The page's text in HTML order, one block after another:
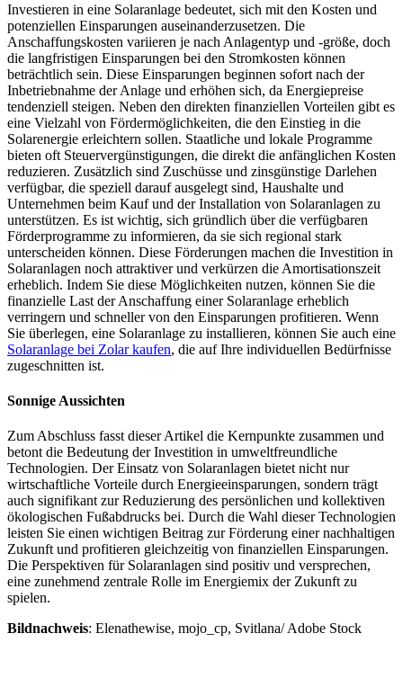
Investieren in eine Solaranlage bedeutet, sich mit den Kosten und
potenziellen Einsparungen auseinanderzusetzen. Die
Anschaffungskosten variieren je nach Anlagentyp und -größe, doch
die langfristigen Einsparungen bei den Stromkosten können
beträchtlich sein. Diese Einsparungen beginnen sofort nach der
Inbetriebnahme der Anlage und erhöhen sich, da Energiepreise
tendenziell steigen. Neben den direkten finanziellen Vorteilen gibt es
eine Vielzahl von Fördermöglichkeiten, die den Einstieg in die
Solarenergie erleichtern sollen. Staatliche und lokale Programme
bieten oft Steuervergünstigungen, die direkt die anfänglichen Kosten
reduzieren. Zusätzlich sind Zuschüsse und zinsgünstige Darlehen
verfügbar, die speziell darauf ausgelegt sind, Haushalte und
Unternehmen beim Kauf und der Installation von Solaranlagen zu
unterstützen. Es ist wichtig, sich gründlich über die verfügbaren
Förderprogramme zu informieren, da sie sich regional stark
unterscheiden können. Diese Förderungen machen die Investition in
Solaranlagen noch attraktiver und verkürzen die Amortisationszeit
erheblich. Indem Sie diese Möglichkeiten nutzen, können Sie die
finanzielle Last der Anschaffung einer Solaranlage erheblich
verringern und schneller von den Einsparungen profitieren. Wenn
Sie überlegen, eine Solaranlage zu installieren, können Sie auch eine
Solaranlage bei Zolar kaufen, die auf Ihre individuellen Bedürfnisse
zugeschnitten ist.
Sonnige Aussichten
Zum Abschluss fasst dieser Artikel die Kernpunkte zusammen und
betont die Bedeutung der Investition in umweltfreundliche
Technologien. Der Einsatz von Solaranlagen bietet nicht nur
wirtschaftliche Vorteile durch Energieeinsparungen, sondern trägt
auch signifikant zur Reduzierung des persönlichen und kollektiven
ökologischen Fußabdrucks bei. Durch die Wahl dieser Technologien
leisten Sie einen wichtigen Beitrag zur Förderung einer nachhaltigen
Zukunft und profitieren gleichzeitig von finanziellen Einsparungen.
Die Perspektiven für Solaranlagen sind positiv und versprechen,
eine zunehmend zentrale Rolle im Energiemix der Zukunft zu
spielen.
Bildnachweis: Elenathewise, mojo_cp, Svitlana/ Adobe Stock